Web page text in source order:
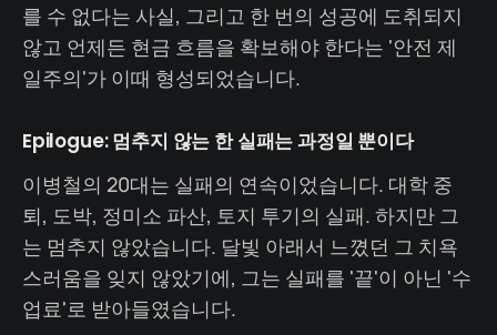
를 수 없다는 사실, 그리고 한 번의 성공에 도취되지
않고 언제든 현금 흐름을 확보해야 한다는 '안전 제
일주의'가 이때 형성되었습니다.
Epilogue: 멈추지 않는 한 실패는 과정일 뿐이다
이병철의 20대는 실패의 연속이었습니다. 대학 중
퇴, 도박, 정미소 파산, 토지 투기의 실패. 하지만 그
는 멈추지 않았습니다. 달빛 아래서 느꼈던 그 치욕
스러움을 잊지 않았기에, 그는 실패를 '끝'이 아닌 '수
업료'로 받아들였습니다.